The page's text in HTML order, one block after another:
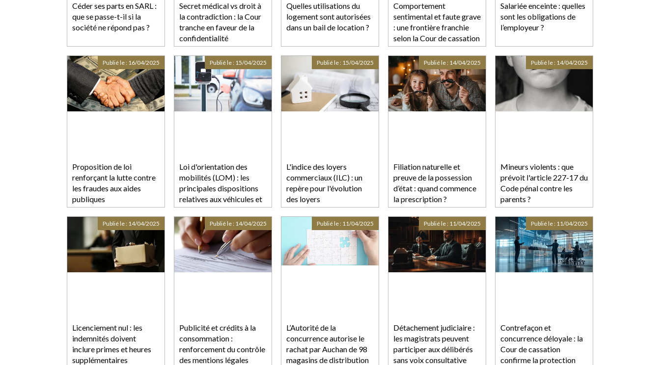
Céder ses parts en SARL :
que se passe-t-il si la
société ne répond pas ?
Secret médical vs droit à
la contradiction : la Cour
tranche en faveur de la
confidentialité
Quelles utilisations du
logement sont autorisées
dans un bail de location ?
Comportement
sentimental et faute grave
: une frontière franchie
selon la Cour de cassation
Salariée enceinte : quelles
sont les obligations de
l’employeur ?
Proposition de loi
renforçant la lutte contre
les fraudes aux aides
publiques
Publié le : 16/04/2025
Loi d'orientation des
mobilités (LOM) : les
principales dispositions
relatives aux véhicules et
aux bornes de recharge
Publié le : 15/04/2025
L'indice des loyers
commerciaux (ILC) : un
repère pour l'évolution
des loyers
Publié le : 15/04/2025
Filiation naturelle et
preuve de la possession
d’état : quand commence
la prescription ?
Publié le : 14/04/2025
Mineurs violents : que
prévoit l'article 227-17 du
Code pénal contre les
parents ?
Publié le : 14/04/2025
Licenciement nul : les
indemnités doivent
inclure primes et heures
supplémentaires
Publié le : 14/04/2025
Publicité et crédits à la
consommation :
renforcement du contrôle
des mentions légales
Publié le : 14/04/2025
L’Autorité de la
concurrence autorise le
rachat par Auchan de 98
magasins de distribution
Publié le : 11/04/2025
Détachement judiciaire :
les magistrats peuvent
participer aux délibérés
sans voix consultative
Publié le : 11/04/2025
Contrefaçon et
concurrence déloyale : la
Cour de cassation
confirme la protection
Publié le : 11/04/2025